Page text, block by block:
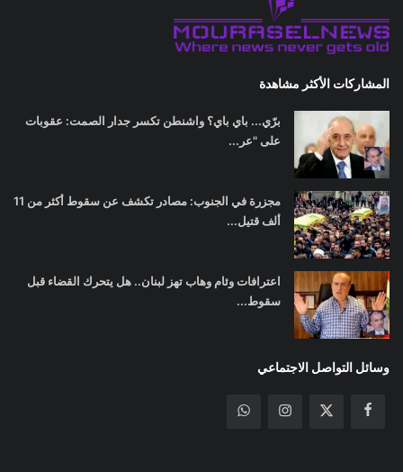
المشاركات الأكثر مشاهدة
برّي... باي باي؟ واشنطن تكسر جدار الصمت: عقوبات
على "عر...
مجزرة في الجنوب: مصادر تكشف عن سقوط أكثر من 11
ألف قتيل...
اعترافات وئام وهاب تهز لبنان.. هل يتحرك القضاء قبل
سقوط...
وسائل التواصل الاجتماعي